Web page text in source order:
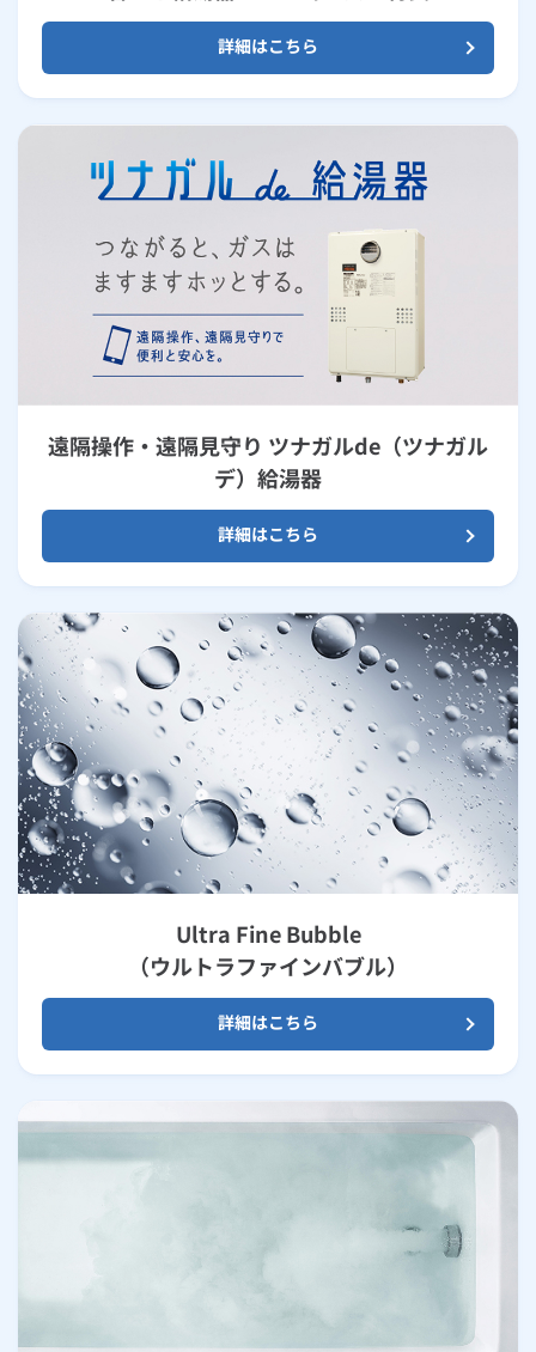
詳細はこちら
遠隔操作・遠隔見守り ツナガルde（ツナガル
デ）給湯器
詳細はこちら
Ultra Fine Bubble
（ウルトラファインバブル）
詳細はこちら